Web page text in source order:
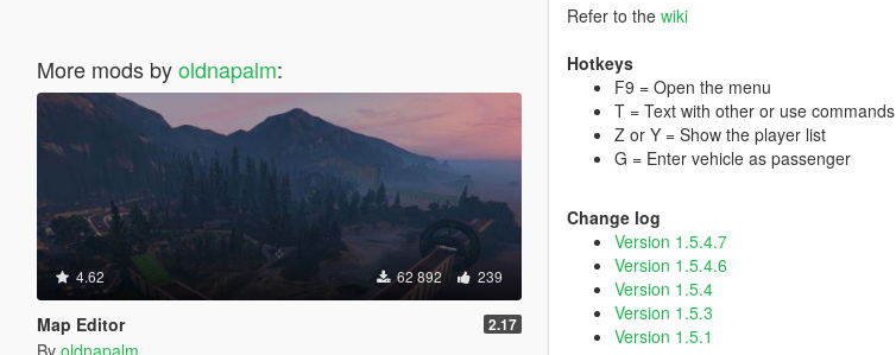
More mods byoldnapalm:
4.62 62 892 239
Map Editor 2.17
By oldnapalm
Refer to the wiki
Hotkeys
F9 = Open the menu
T = Text with other or use commands
Z or Y = Show the player list
G = Enter vehicle as passenger
Change log
Version 1.5.4.7
Version 1.5.4.6
Version 1.5.4
Version 1.5.3
Version 1.5.1